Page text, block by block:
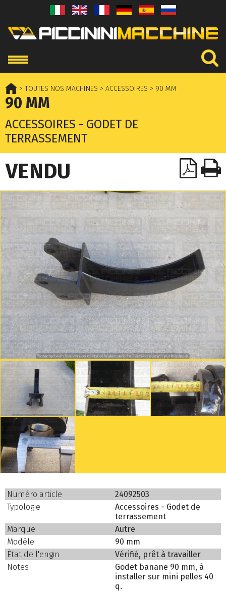
> TOUTES NOS MACHINES > ACCESSOIRES > 90 MM
90 MM
ACCESSOIRES - GODET DE
TERRASSEMENT
VENDU
Numéro article
24092503
Typologie
Accessoires - Godet de
terrassement
Marque
Autre
Modèle
90 mm
Ètat de l'engin
Vérifié, prêt à travailler
Notes
Godet banane 90 mm, à
installer sur mini pelles 40
q.